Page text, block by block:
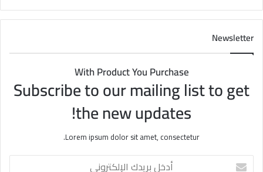
Newsletter
With Product You Purchase
Subscribe to our mailing list to get
the new updates!
Lorem ipsum dolor sit amet, consectetur.